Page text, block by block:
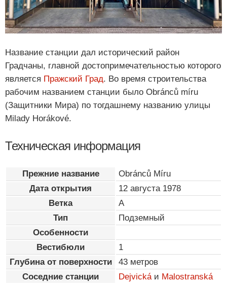
Название станции дал исторический район
Градчаны, главной достопримечательностью которого
является Пражский Град. Во время строительства
рабочим названием станции было Obránců míru
(Защитники Мира) по тогдашнему названию улицы
Milady Horákové.
Техническая информация
Прежние название
Obránců Míru
Дата открытия
12 августа 1978
Ветка
A
Тип
Подземный
Особенности
Вестибюли
1
Глубина от поверхности
43 метров
Соседние станции
Dejvickáи Malostranská